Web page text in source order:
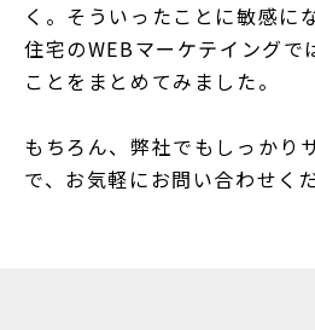
く。そういったことに敏感に
住宅のWEBマーケテイングで
ことをまとめてみました。
もちろん、弊社でもしっかり
で、お気軽にお問い合わせく